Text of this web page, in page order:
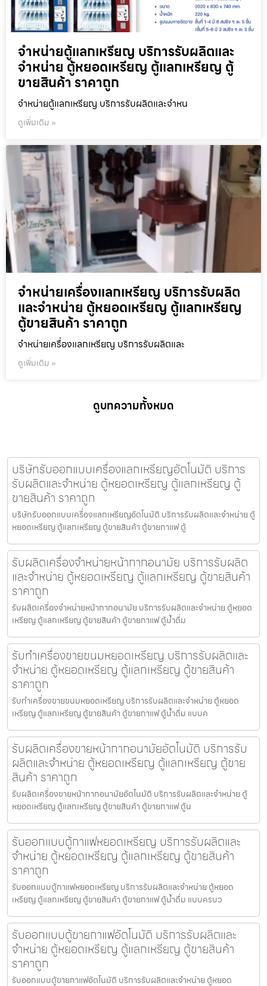
จำหน่ายตู้แลกเหรียญ บริการรับผลิตและ
จำหน่าย ตู้หยอดเหรียญ ตู้แลกเหรียญ ตู้
ขายสินค้า ราคาถูก
จำหน่ายตู้แลกเหรียญ บริการรับผลิตและจำหน
ดูเพิ่มเติม »
จำหน่ายเครื่องแลกเหรียญ บริการรับผลิต
และจำหน่าย ตู้หยอดเหรียญ ตู้แลกเหรียญ
ตู้ขายสินค้า ราคาถูก
จำหน่ายเครื่องแลกเหรียญ บริการรับผลิตและ
ดูเพิ่มเติม »
ดูบทความทั้งหมด
บริษัทรับออกแบบเครื่องแลกเหรียญ​อัตโนมัติ บริการ
รับผลิตและจำหน่าย ตู้หยอดเหรียญ ตู้แลกเหรียญ ตู้
ขายสินค้า ราคาถูก
บริษัทรับออกแบบเครื่องแลกเหรียญ​อัตโนมัติ บริการรับผลิตและจำหน่าย ตู้
หยอดเหรียญ ตู้แลกเหรียญ ตู้ขายสินค้า ตู้ขายกาแฟ ตู้
รับผลิตเครื่องจำหน่ายหน้ากากอนามัย บริการรับผลิต
และจำหน่าย ตู้หยอดเหรียญ ตู้แลกเหรียญ ตู้ขายสินค้า
ราคาถูก
รับผลิตเครื่องจำหน่ายหน้ากากอนามัย บริการรับผลิตและจำหน่าย ตู้หยอด
เหรียญ ตู้แลกเหรียญ ตู้ขายสินค้า ตู้ขายกาแฟ ตู้น้ำดื่ม
รับทำเครื่องขายขนมหยอดเหรียญ​ บริการรับผลิตและ
จำหน่าย ตู้หยอดเหรียญ ตู้แลกเหรียญ ตู้ขายสินค้า
ราคาถูก
รับทำเครื่องขายขนมหยอดเหรียญ​ บริการรับผลิตและจำหน่าย ตู้หยอด
เหรียญ ตู้แลกเหรียญ ตู้ขายสินค้า ตู้ขายกาแฟ ตู้น้ำดื่ม แบบค
รับผลิตเครื่องขายหน้ากากอนามัย​อัตโนมัติ บริการรับ
ผลิตและจำหน่าย ตู้หยอดเหรียญ ตู้แลกเหรียญ ตู้ขาย
สินค้า ราคาถูก
รับผลิตเครื่องขายหน้ากากอนามัย​อัตโนมัติ บริการรับผลิตและจำหน่าย ตู้
หยอดเหรียญ ตู้แลกเหรียญ ตู้ขายสินค้า ตู้ขายกาแฟ ตู้น
รับออกแบบตู้กาแฟหยอดเหรียญ บริการรับผลิตและ
จำหน่าย ตู้หยอดเหรียญ ตู้แลกเหรียญ ตู้ขายสินค้า
ราคาถูก
รับออกแบบตู้กาแฟหยอดเหรียญ บริการรับผลิตและจำหน่าย ตู้หยอด
เหรียญ ตู้แลกเหรียญ ตู้ขายสินค้า ตู้ขายกาแฟ ตู้น้ำดื่ม แบบครบว
รับออกแบบตู้ขายกาแฟ​อัตโนมัติ บริการรับผลิตและ
จำหน่าย ตู้หยอดเหรียญ ตู้แลกเหรียญ ตู้ขายสินค้า
ราคาถูก
รับออกแบบตู้ขายกาแฟ​อัตโนมัติ บริการรับผลิตและจำหน่าย ตู้หยอด